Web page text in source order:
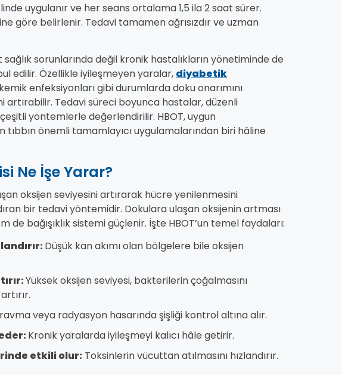
uygulanır ve her seans ortalama 1,5 ila 2 saat sürer.
göre belirlenir. Tedavi tamamen ağrısızdır ve uzman
sorunlarında değil kronik hastalıkların yönetiminde de
edilir. Özellikle iyileşmeyen yaralar, diyabetik
enfeksiyonları gibi durumlarda doku onarımını
artırabilir. Tedavi süreci boyunca hastalar, düzenli
yöntemlerle değerlendirilir. HBOT, uygun
tıbbın önemli tamamlayıcı uygulamalarından biri hâline
Ne İşe Yarar?
oksijen seviyesini artırarak hücre yenilenmesini
bir tedavi yöntemidir. Dokulara ulaşan oksijenin artması
de bağışıklık sistemi güçlenir. İşte HBOT’un temel faydaları:
Düşük kan akımı olan bölgelere bile oksijen
Yüksek oksijen seviyesi, bakterilerin çoğalmasını
veya radyasyon hasarında şişliği kontrol altına alır.
Kronik yaralarda iyileşmeyi kalıcı hâle getirir.
etkili olur: Toksinlerin vücuttan atılmasını hızlandırır.